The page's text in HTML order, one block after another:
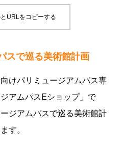
URLをコピーする
スで巡る美術館計画
けパリミュージアムパス専
アムパスEショップ」で
ジアムパスで巡る美術館計
す。